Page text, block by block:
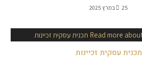
25 במרץ 2025
תכנית עסקית זכיינות